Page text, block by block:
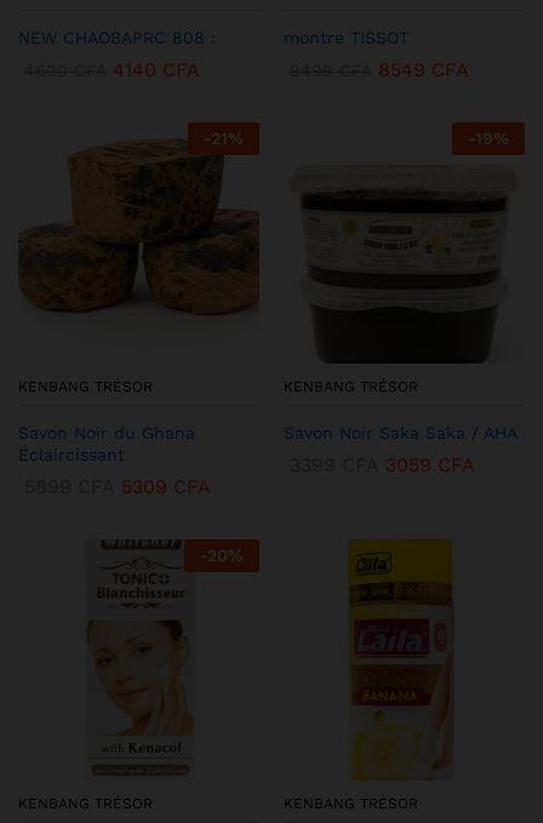
NEW CHAOBAPRC 808 :
4140 CFA
montre TISSOT
8549 CFA
-21%
KENBANG TRÉSOR
Savon Noir du Ghana
Éclaircissant
5309 CFA
-19%
KENBANG TRÉSOR
Savon Noir Saka Saka / AHA
3059 CFA
-20%
KENBANG TRÉSOR KENBANG TRÉSOR